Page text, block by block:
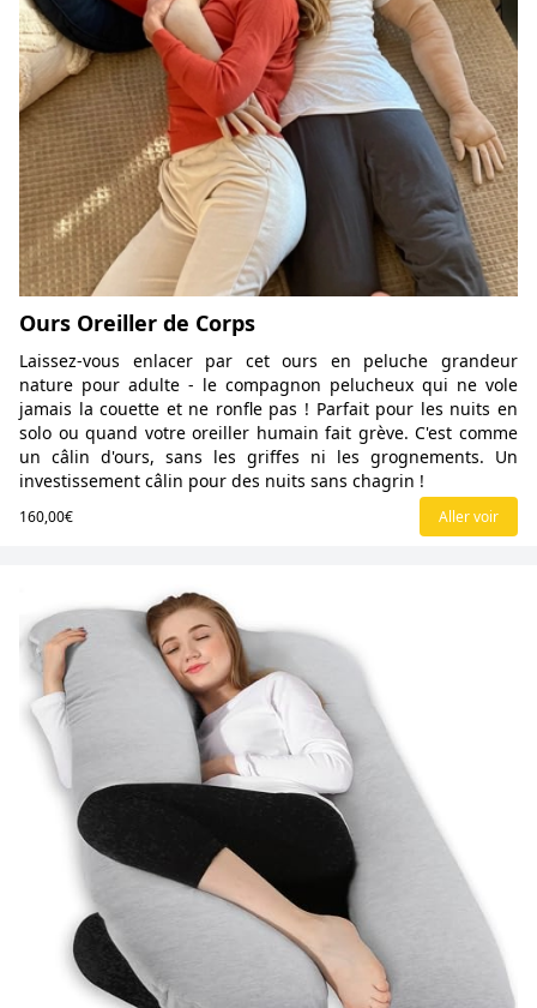
Ours Oreiller de Corps
Laissez-vous enlacer par cet ours en peluche grandeur
nature pour adulte - le compagnon pelucheux qui ne vole
jamais la couette et ne ronfle pas ! Parfait pour les nuits en
solo ou quand votre oreiller humain fait grève. C'est comme
un câlin d'ours, sans les griffes ni les grognements. Un
investissement câlin pour des nuits sans chagrin !
160,00€ Aller voir